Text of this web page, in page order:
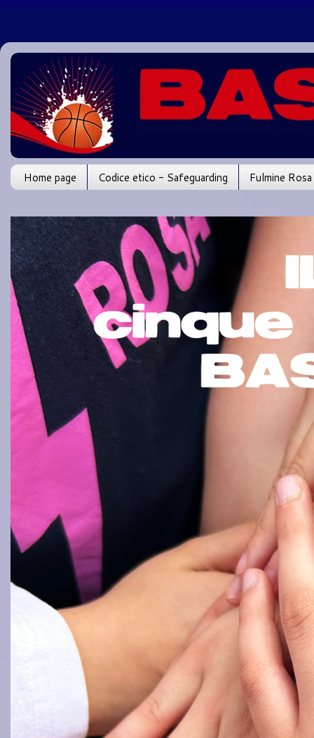
Home page Codice etico - Safeguarding Fulmine Rosa